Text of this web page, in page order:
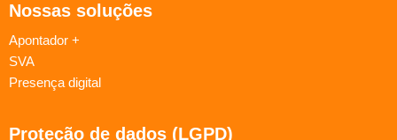
Nossas soluções
Apontador +
SVA
Presença digital
Proteção de dados (LGPD)